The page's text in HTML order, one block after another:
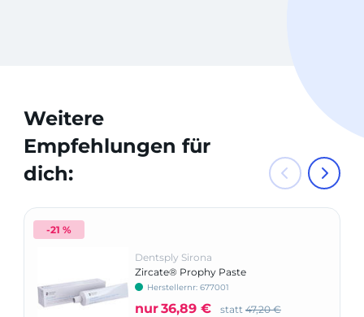
Weitere
Empfehlungen für
dich:
-21 %
Dentsply Sirona
Zircate® Prophy Paste
Herstellernr: 677001
nur36,89 € statt 47,20 €